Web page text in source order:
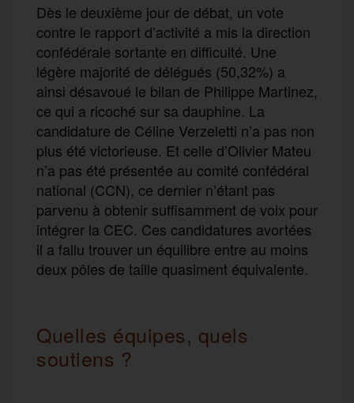
Dès le deuxième jour de débat, un vote
contre le rapport d’activité a mis la direction
confédérale sortante en difficulté. Une
légère majorité de délégués (50,32%) a
ainsi désavoué le bilan de Philippe Martinez,
ce qui a ricoché sur sa dauphine. La
candidature de Céline Verzeletti n’a pas non
plus été victorieuse. Et celle d’Olivier Mateu
n’a pas été présentée au comité confédéral
national (CCN), ce dernier n’étant pas
parvenu à obtenir suffisamment de voix pour
intégrer la CEC. Ces candidatures avortées
il a fallu trouver un équilibre entre au moins
deux pôles de taille quasiment équivalente.
Quelles équipes, quels
soutiens ?